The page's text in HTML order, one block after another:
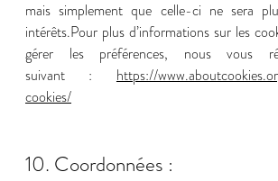
mais simplement que celle-ci ne sera
intérêts.Pour plus d’informations sur les
gérer les préférences, nous vous
suivant : https://
cookies/
10. Coordonnées :